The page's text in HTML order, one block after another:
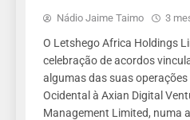
Nádio Jaime Taimo 3
O Letshego Africa Holdings
celebração de acordos
algumas das suas
Ocidental à Axian Digital
Management Limited, numa